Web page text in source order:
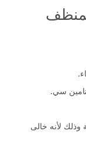
سي.
لأنه خالى